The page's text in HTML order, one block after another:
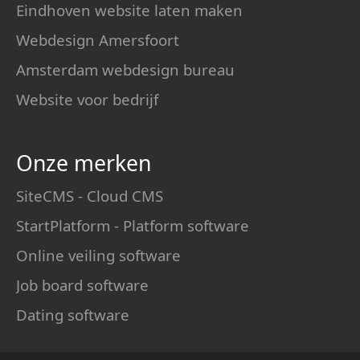
Eindhoven website laten maken
Webdesign Amersfoort
Amsterdam webdesign bureau
Website voor bedrijf
Onze merken
SiteCMS - Cloud CMS
StartPlatform - Platform software
Online veiling software
Job board software
Dating software